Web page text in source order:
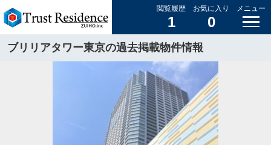
閲覧履歴
1
お気に入り
0
メニュー
ブリリアタワー東京の過去掲載物件情報